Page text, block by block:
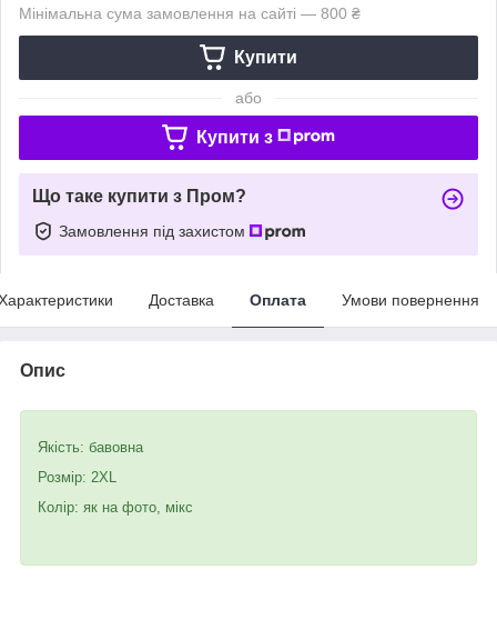
Мінімальна сума замовлення на сайті — 800 ₴
Купити
або
Купити з
Що таке купити з Пром?
Замовлення під захистом
Доставка Оплата Умови повернення
Опис
Якість: бавовна
Розмір: 2XL
Колір: як на фото, мікс